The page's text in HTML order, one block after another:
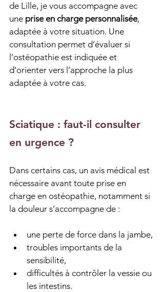
de Lille, je vous accompagne avec
une prise en charge personnalisée,
adaptée à votre situation. Une
consultation permet d’évaluer si
l’ostéopathie est indiquée et
d’orienter vers l’approche la plus
adaptée à votre cas.
Sciatique : faut-il consulter
en urgence ?
Dans certains cas, un avis médical est
nécessaire avant toute prise en
charge en ostéopathie, notamment si
la douleur s’accompagne de :
une perte de force dans la jambe,
troubles importants de la
sensibilité,
difficultés à contrôler la vessie ou
les intestins.